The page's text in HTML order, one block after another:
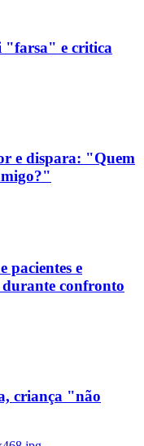
"farsa" e critica
e dispara: "Quem
pacientes e
confronto
criança "não